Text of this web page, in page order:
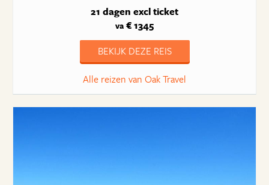
21 dagen excl ticket
va € 1345
BEKIJK DEZE REIS
Alle reizen van Oak Travel